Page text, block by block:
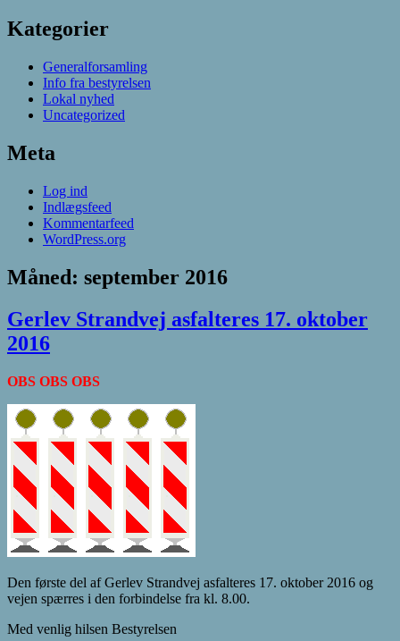
Kategorier
Generalforsamling
Info fra bestyrelsen
Lokal nyhed
Uncategorized
Meta
Log ind
Indlægsfeed
Kommentarfeed
WordPress.org
Måned: september 2016
Gerlev Strandvej asfalteres 17. oktober
2016
OBS OBS OBS
Den første del af Gerlev Strandvej asfalteres 17. oktober 2016 og
vejen spærres i den forbindelse fra kl. 8.00.
Med venlig hilsen Bestyrelsen